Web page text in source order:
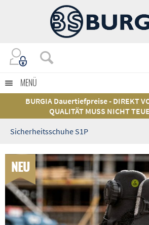
MENÜ
BURGIA Dauertiefpreise - DIREKT
QUALITÄT MUSS NICHT
Sicherheitsschuhe S1P
NEU